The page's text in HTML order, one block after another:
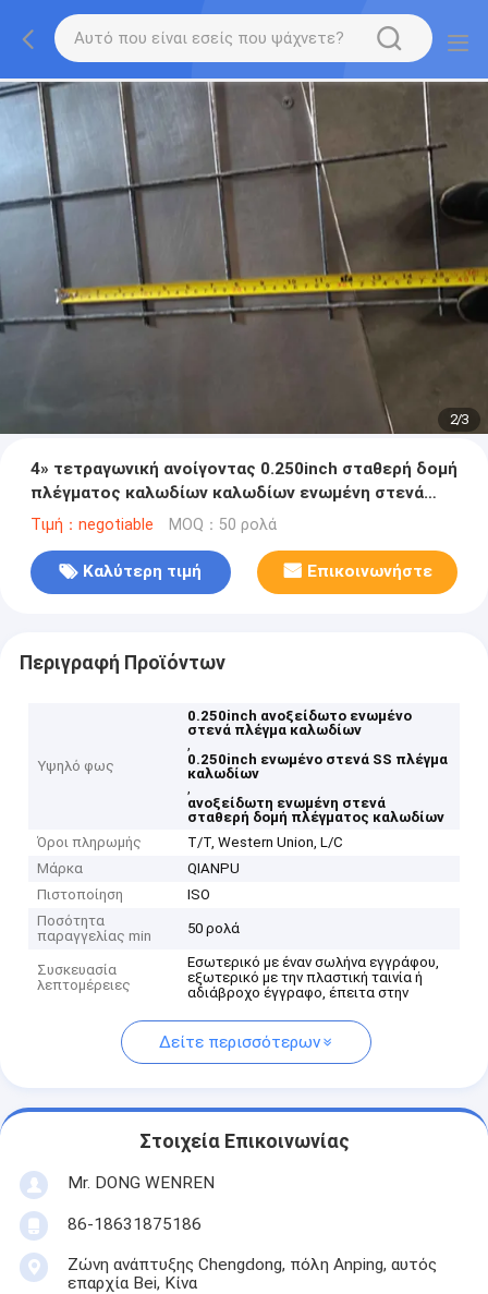
2/3
4» τετραγωνική ανοίγοντας 0.250inch σταθερή δομή
πλέγματος καλωδίων καλωδίων ενωμένη στενά
ανοξείδωτο
Τιμή：negotiable MOQ：50 ρολά
Καλύτερη τιμή Επικοινωνήστε
Περιγραφή Προϊόντων
Υψηλό φως
0.250inch ανοξείδωτο ενωμένο
στενά πλέγμα καλωδίων
,
0.250inch ενωμένο στενά SS πλέγμα
καλωδίων
,
ανοξείδωτη ενωμένη στενά
σταθερή δομή πλέγματος καλωδίων
Όροι πληρωμής
T/T, Western Union, L/C
Μάρκα
QIANPU
Πιστοποίηση
ISO
Ποσότητα
παραγγελίας min
50 ρολά
Συσκευασία
λεπτομέρειες
Εσωτερικό με έναν σωλήνα εγγράφου,
εξωτερικό με την πλαστική ταινία ή
αδιάβροχο έγγραφο, έπειτα στην
Δείτε περισσότερων
Στοιχεία Επικοινωνίας
Mr. DONG WENREN
86-18631875186
Ζώνη ανάπτυξης Chengdong, πόλη Anping, αυτός
επαρχία Bei, Κίνα